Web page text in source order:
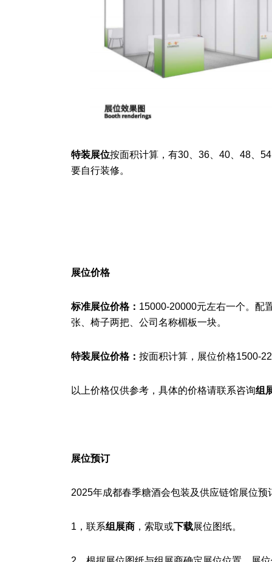
特装展位按面积计算，有30、36、40、48、54
要自行装修。
展位价格
标准展位价格： 15000-20000元左右一个。配
张、椅子两把、公司名称楣板一块。
特装展位价格： 按面积计算 ，展位价格1500-
以上价格仅供参考，具体的价格请联系咨询组
展位预订
2025年成都春季糖酒会包装及供应链馆展位预
1，联系组展商 ‍，索取或下载展位图纸。